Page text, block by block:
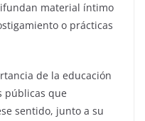
material íntimo
o prácticas
de la educación
públicas que
sentido, junto a su